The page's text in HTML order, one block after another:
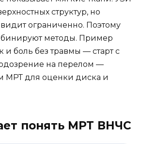
структур, но
видит ограниченно. Поэтому
методы. Пример
и боль без травмы — старт с
на перелом —
МРТ для оценки диска и
понять МРТ ВНЧС